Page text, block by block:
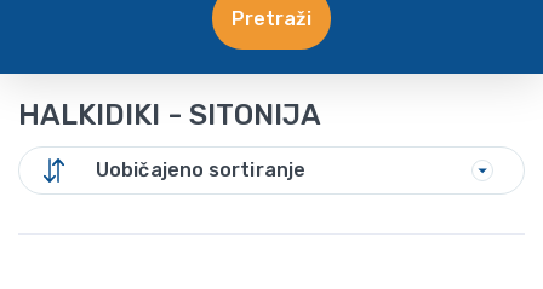
Pretraži
HALKIDIKI - SITONIJA
Uobičajeno sortiranje